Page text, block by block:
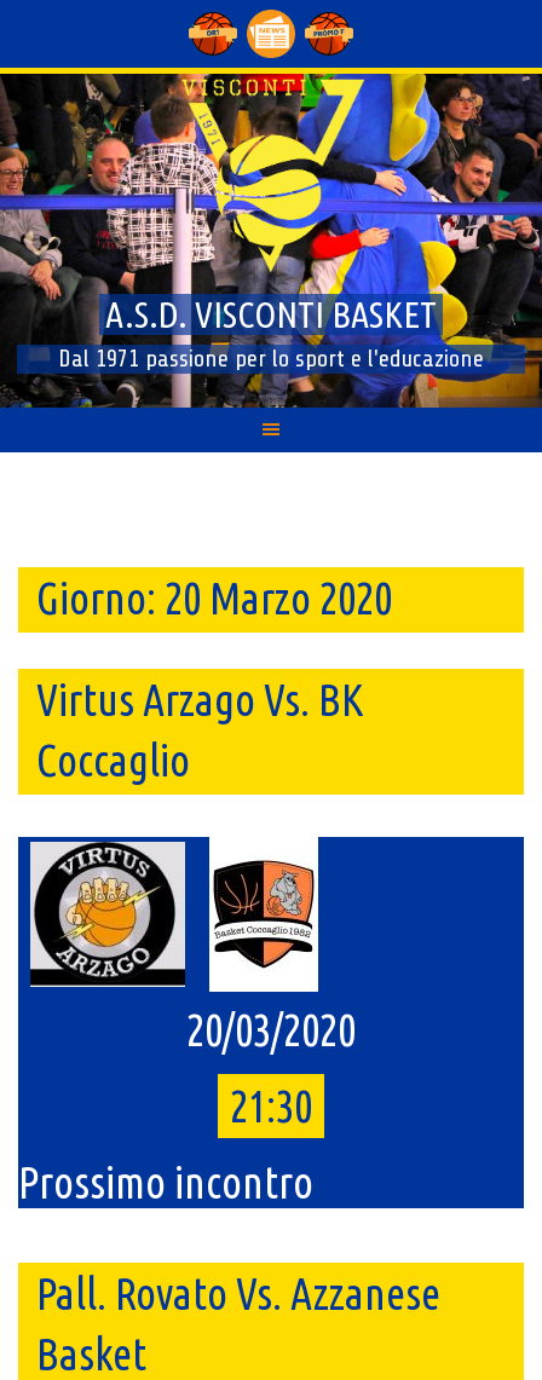
content
A.S.D. VISCONTI BASKET
Dal 1971 passione per lo sport e l'educazione
Giorno: 20 Marzo 2020
Virtus Arzago Vs. BK
Coccaglio
20/03/2020
21:30
Prossimo incontro
Pall. Rovato Vs. Azzanese
Basket